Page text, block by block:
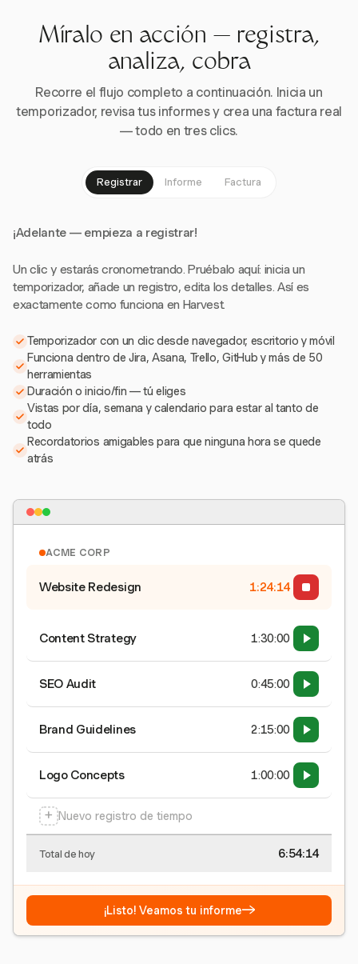
Míralo en acción — registra,
analiza, cobra
Recorre el flujo completo a continuación. Inicia un
temporizador, revisa tus informes y crea una factura real
— todo en tres clics.
Registrar Informe Factura
¡Adelante — empieza a registrar!
Un clic y estarás cronometrando. Pruébalo aquí: inicia un
temporizador, añade un registro, edita los detalles. Así es
exactamente como funciona en Harvest.
Temporizador con un clic desde navegador, escritorio y móvil
Funciona dentro de Jira, Asana, Trello, GitHub y más de 50
herramientas
Duración o inicio/fin — tú eliges
Vistas por día, semana y calendario para estar al tanto de
todo
Recordatorios amigables para que ninguna hora se quede
atrás
ACME CORP
Website Redesign 1:24:15
Content Strategy 1:30:00
SEO Audit 0:45:00
Brand Guidelines 2:15:00
Logo Concepts 1:00:00
+ Nuevo registro de tiempo
Total de hoy 6:54:15
¡Listo! Veamos tu informe→